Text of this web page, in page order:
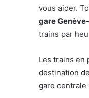
vous aider.
gare
trains par
Les trains en
destination
gare centrale